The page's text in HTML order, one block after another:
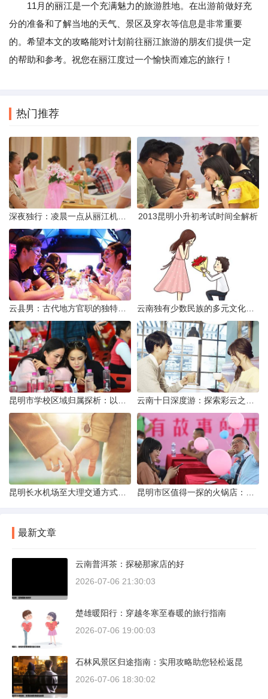
11月的丽江是一个充满魅力的旅游胜地。在出游前做好充
分的准备和了解当地的天气、景区及穿衣等信息是非常重要
的。希望本文的攻略能对计划前往丽江旅游的朋友们提供一定
的帮助和参考。祝您在丽江度过一个愉快而难忘的旅行！
热门推荐
2013昆明小升初考试时间全解析
最新文章
云南普洱茶：探秘那家店的好
2026-07-06 21:30:03
楚雄暖阳行：穿越冬寒至春暖的旅行指南
2026-07-06 19:00:03
石林风景区归途指南：实用攻略助您轻松返昆
2026-07-06 18:30:02